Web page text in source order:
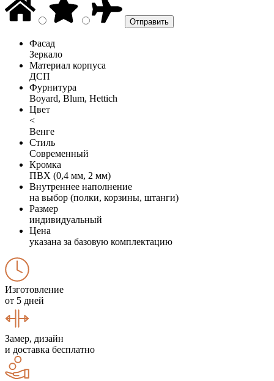
Фасад
Зеркало
Материал корпуса
ДСП
Фурнитура
Boyard, Blum, Hettich
Цвет
<
Венге
Стиль
Современный
Кромка
ПВХ (0,4 мм, 2 мм)
Внутреннее наполнение
на выбор (полки, корзины, штанги)
Размер
индивидуальный
Цена
указана за базовую комплектацию
Изготовление
от 5 дней
Замер, дизайн
и доставка бесплатно